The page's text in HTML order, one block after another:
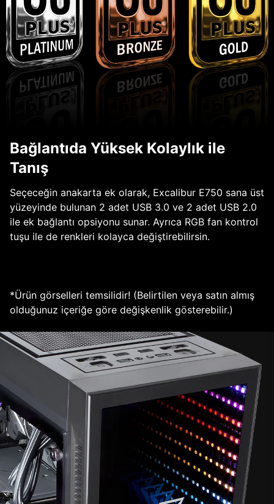
Bağlantıda Yüksek Kolaylık ile
Tanış
Seçeceğin anakarta ek olarak, Excalibur E750 sana üst
yüzeyinde bulunan 2 adet USB 3.0 ve 2 adet USB 2.0
ile ek bağlantı opsiyonu sunar. Ayrıca RGB fan kontrol
tuşu ile de renkleri kolayca değiştirebilirsin.
*Ürün görselleri temsilidir! (Belirtilen veya satın almış
olduğunuz içeriğe göre değişkenlik gösterebilir.)